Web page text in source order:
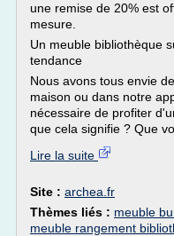
une remise de 20% est
mesure.
Un meuble bibliothèque
tendance
Nous avons tous envie
maison ou dans notre
nécessaire de profiter
que cela signifie ? Que
Lire la suite
Site : archea.fr
Thèmes liés : meuble
meuble rangement